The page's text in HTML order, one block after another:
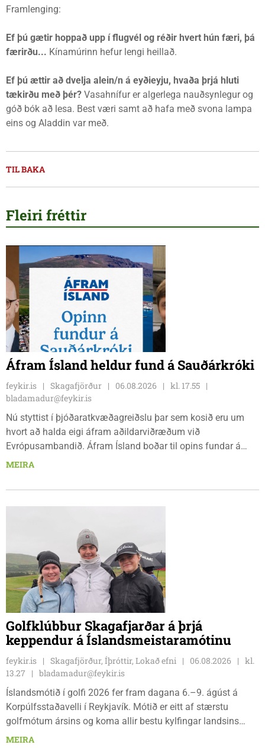
Framlenging:
Ef þú gætir hoppað upp í flugvél og réðir hvert hún færi, þá
færirðu... Kínamúrinn hefur lengi heillað.
Ef þú ættir að dvelja alein/n á eyðieyju, hvaða þrjá hluti
tækirðu með þér? Vasahnífur er algerlega nauðsynlegur og
góð bók að lesa. Best væri samt að hafa með svona lampa
eins og Aladdin var með.
TIL BAKA
Fleiri fréttir
Áfram Ísland heldur fund á Sauðárkróki
feykir.is Skagafjörður 06.08.2026
kl. 17.55
bladamadur@feykir.is
Nú styttist í þjóðaratkvæðagreiðslu þar sem kosið eru um
hvort að halda eigi áfram aðildarviðræðum við
Evrópusambandið. Áfram Ísland boðar til opins fundar á
Frímúrarasalnum Borgarmýri 1 á Sauðarkróki, laugardaginn
nauðsynleg.
MEIRA
Golfklúbbur Skagafjarðar á þrjá
keppendur á Íslandsmeistaramótinu
feykir.is Skagafjörður, Íþróttir, Lokað efni 06.08.2026
kl.
13.27
bladamadur@feykir.is
Íslandsmótið í golfi 2026 fer fram dagana 6.–9. ágúst á
Korpúlfsstaðavelli í Reykjavík. Mótið er eitt af stærstu
golfmótum ársins og koma allir bestu kylfingar landsins
saman til að sýna hæfileika sína. Golfklúbbur Skagafjarðar
MEIRA